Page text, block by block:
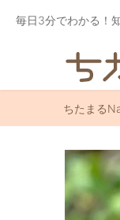
毎日3分でわかる！
ちたまる